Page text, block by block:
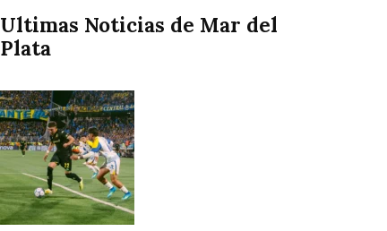
Ultimas Noticias de Mar del
Plata